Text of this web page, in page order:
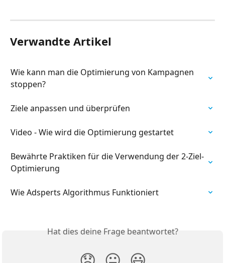
Verwandte Artikel
Wie kann man die Optimierung von Kampagnen
stoppen?
Ziele anpassen und überprüfen
Video - Wie wird die Optimierung gestartet
Bewährte Praktiken für die Verwendung der 2-Ziel-
Optimierung
Wie Adsperts Algorithmus Funktioniert
Hat dies deine Frage beantwortet?